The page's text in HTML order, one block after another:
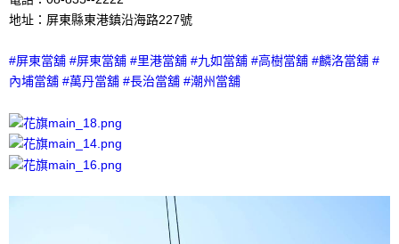
地址：屏東縣東港鎮沿海路227號
#屏東當舖 #屏東當舖 #里港當舖 #九如當舖 #高樹當舖 #麟洛當舖 #
內埔當舖 #萬丹當舖 #長治當舖 #潮州當舖